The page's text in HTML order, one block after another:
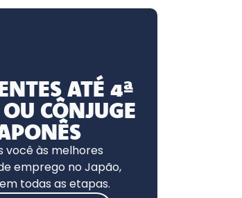
ATÉ 4ª
CÔNJUGE
você às melhores
emprego no Japão,
todas as etapas.